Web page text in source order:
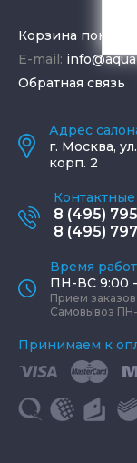
Корзина покупок
E-mail:
Обратная связь
Адрес
г. Москва,
корп. 2
8 (495)
8 (495)
Время
ПН-ВС 9:00 -
Прием
Самовывоз
Принимаем к